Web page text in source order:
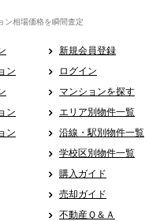
ン相場価格を瞬間査定
ン
ン
ン
新規会員登録
ログイン
マンションを探す
エリア別物件一覧
沿線・駅別物件一覧
学校区別物件一覧
購入ガイド
売却ガイド
不動産Ｑ＆Ａ